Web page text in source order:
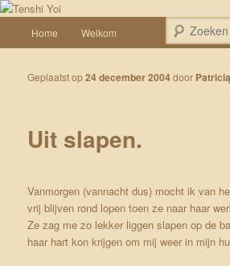
Spring naar de primaire inhoud
Tenshi Yoi
Een weblog over onze Shiba’s (Keiko, Rontu,
Home Welkom
Uit slapen.
Geplaatst op24 december 2004door Patricia
Vanmorgen (vannacht dus) mocht ik van
vrij blijven rond lopen toen ze naar haar
Ze zag me zo lekker liggen slapen op de
haar hart kon krijgen om mij weer in mijn